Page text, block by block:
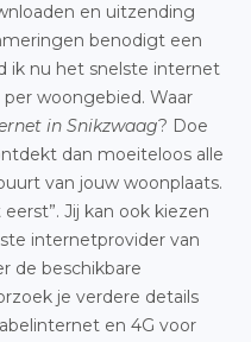
en uitzending
benodigt een
ik nu het snelste internet
woongebied. Waar
in Snikzwaag? Doe
dan moeiteloos alle
van jouw woonplaats.
Jij kan ook kiezen
internetprovider van
de beschikbare
je verdere details
en 4G voor